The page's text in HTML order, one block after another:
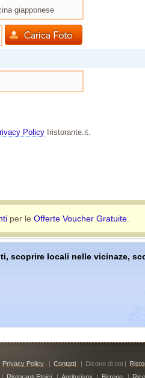
PolicyIristorante.it.
per le Offerte Voucher Gratuite.
scoprire locali nelle vicinaze,
Privacy Policy | Contatti | Dicono di noi |